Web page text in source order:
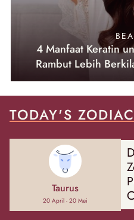
4 Manfaat Keratin
Rambut Lebih
TODAY'S ZODIAC
Taurus
20 April - 20 Mei